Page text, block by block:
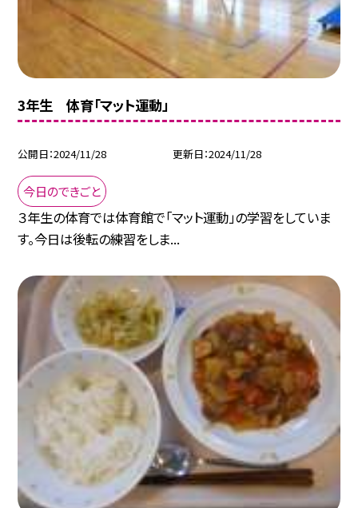
3年生 体育「マット運動」
公開日 2024/11/28 更新日 2024/11/28
今日のできごと
３年生の体育では体育館で「マット運動」の学習をしていま
す。今日は後転の練習をしま...